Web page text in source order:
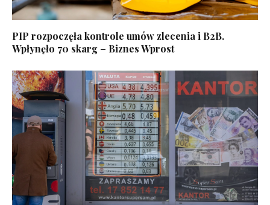
PIP rozpoczęła kontrole umów zlecenia i B2B.
Wpłynęło 70 skarg – Biznes Wprost